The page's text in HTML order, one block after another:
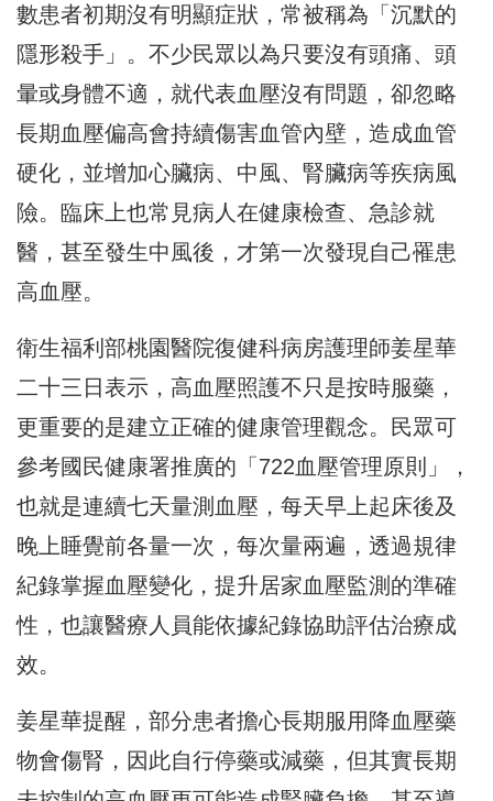
數患者初期沒有明顯症狀，常被稱為「沉默的
隱形殺手」。不少民眾以為只要沒有頭痛、頭
暈或身體不適，就代表血壓沒有問題，卻忽略
長期血壓偏高會持續傷害血管內壁，造成血管
硬化，並增加心臟病、中風、腎臟病等疾病風
險。臨床上也常見病人在健康檢查、急診就
醫，甚至發生中風後，才第一次發現自己罹患
高血壓。
衛生福利部桃園醫院復健科病房護理師姜星華
二十三日表示，高血壓照護不只是按時服藥，
更重要的是建立正確的健康管理觀念。民眾可
參考國民健康署推廣的「722血壓管理原則」，
也就是連續七天量測血壓，每天早上起床後及
晚上睡覺前各量一次，每次量兩遍，透過規律
紀錄掌握血壓變化，提升居家血壓監測的準確
性，也讓醫療人員能依據紀錄協助評估治療成
效。
姜星華提醒，部分患者擔心長期服用降血壓藥
物會傷腎，因此自行停藥或減藥，但其實長期